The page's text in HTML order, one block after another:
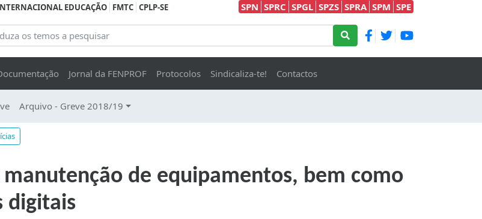
EDUCAÇÃO FMTC CPLP-SE SPN SPRC SPGL SPZS SPRA SPM SPE
Jornal da FENPROF Protocolos Sindicaliza-te! Contactos
Arquivo - Greve 2018/19
de equipamentos, bem como
digitais